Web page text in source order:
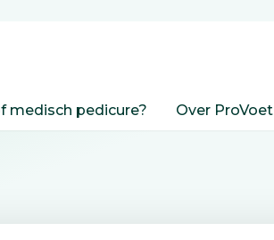
medisch pedicure? Over ProVoet